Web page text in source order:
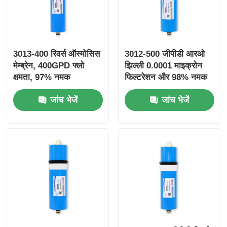
3013-400 रिवर्स ऑस्मोसिस
मेम्ब्रेन, 400GPD फ्लो
क्षमता, 97% नमक
अस्वीकृति, और RO वाटर
प्यूरीफायर के लिए 0.0001
माइक्रोन फिल्ट्रेशन
जांच भेजें
3012-500 जीपीडी आरओ
झिल्ली 0.0001 माइक्रोन
फिल्टरेशन और 98% नमक
अस्वीकृति के साथ पानी
शुद्धिकरण के लिएजांच भेजें